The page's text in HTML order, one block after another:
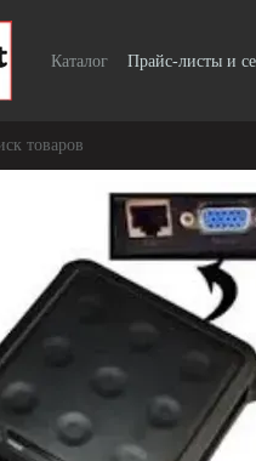
Каталог Прайс-листы и